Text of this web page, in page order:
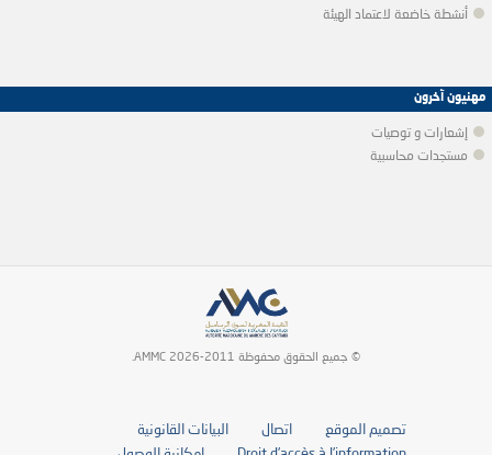
أنشطة خاضعة لاعتماد الهيئة
مهنيون آخرون
إشعارات و توصيات
مستجدات محاسبية
© جميع الحقوق محفوظة 2011-2026 AMMC.
تصميم الموقع اتصال
البيانات القانونية